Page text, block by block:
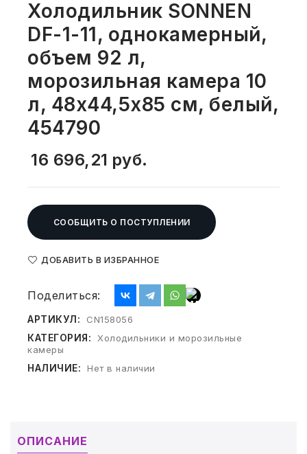
ХОЗТОВАРЫ И ХИМИЯ
ПОДАРКИ И СУВЕНИРЫ
ШКОЛА И ТВОРЧЕСТВО
МЕБЕЛЬ
МЕБЕЛЬ
СРЕДСТВА ИНДИВИД. ЗАЩИТЫ
(СИЗ)
ТОВАРЫ ДЛЯ МЕДИЦИНЫ
КАНЦТОВАРЫ
ШКОЛА
РАЗВИВАЮЩЕЕ ОБОРУДОВАНИЕ
СВОБОДНЫЙ ОСТАТОК ТОВАРА
Холодильник SONNEN
DF-1-11, однокамерный,
объем 92 л,
морозильная камера 10
л, 48х44,5х85 см, белый,
454790
16 696,21 руб.
СООБЩИТЬ О ПОСТУПЛЕНИИ
ДОБАВИТЬ В ИЗБРАННОЕ
Поделиться:
АРТИКУЛ: CN158056
КАТЕГОРИЯ:
Холодильники и морозильные
камеры
НАЛИЧИЕ: Нет в наличии
ОПИСАНИЕ